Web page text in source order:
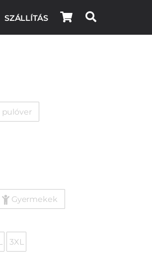
SZÁLLÍTÁS
pulóver
Gyermekek
3XL